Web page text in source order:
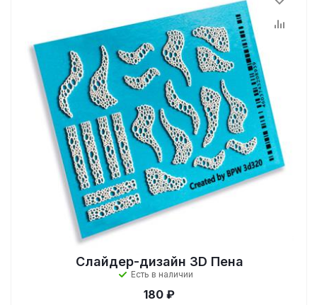
Слайдер-дизайн 3D Пена
Есть в наличии
180 ₽